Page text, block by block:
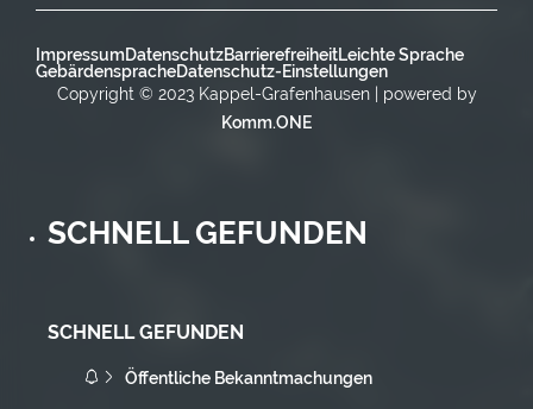
ImpressumDatenschutzBarrierefreiheitLeichte Sprache
GebärdenspracheDatenschutz-Einstellungen
Copyright © 2023 Kappel-Grafenhausen | powered by
Komm.ONE
SCHNELL GEFUNDEN
SCHNELL GEFUNDEN
Öffentliche Bekanntmachungen